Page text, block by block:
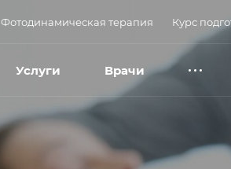
Фотодинамическая терапия Курс
Услуги Врачи